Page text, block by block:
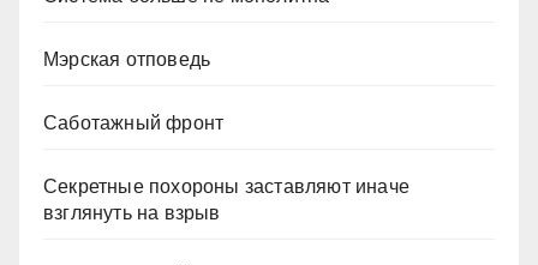
Мэрская отповедь
Саботажный фронт
Секретные похороны заставляют иначе
взглянуть на взрыв